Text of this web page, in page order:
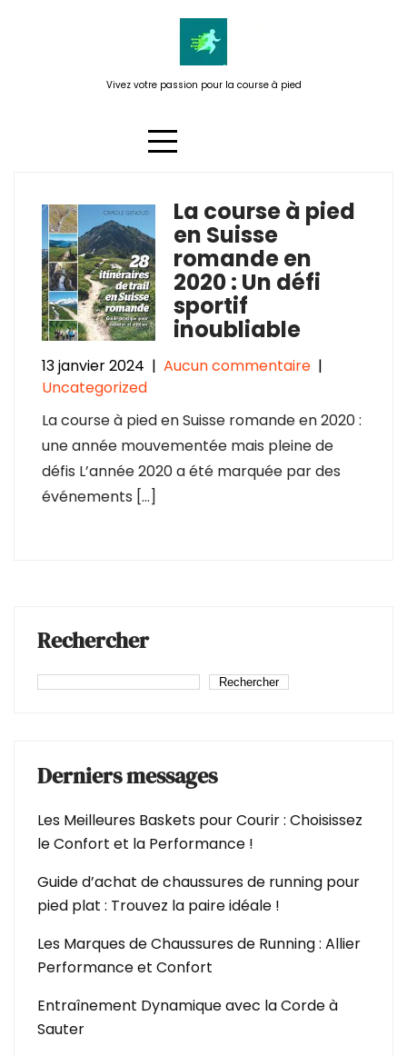
Vivez votre passion pour la course à pied
Étiquette : initiatives locales
La course à pied
en Suisse
romande en
2020 : Un défi
sportif
inoubliable
13 janvier 2024 | Aucun commentaire |
Uncategorized
La course à pied en Suisse romande en 2020 :
une année mouvementée mais pleine de
défis L’année 2020 a été marquée par des
événements […]
Rechercher
Rechercher
Derniers messages
Les Meilleures Baskets pour Courir : Choisissez
le Confort et la Performance !
Guide d’achat de chaussures de running pour
pied plat : Trouvez la paire idéale !
Les Marques de Chaussures de Running : Allier
Performance et Confort
Entraînement Dynamique avec la Corde à
Sauter